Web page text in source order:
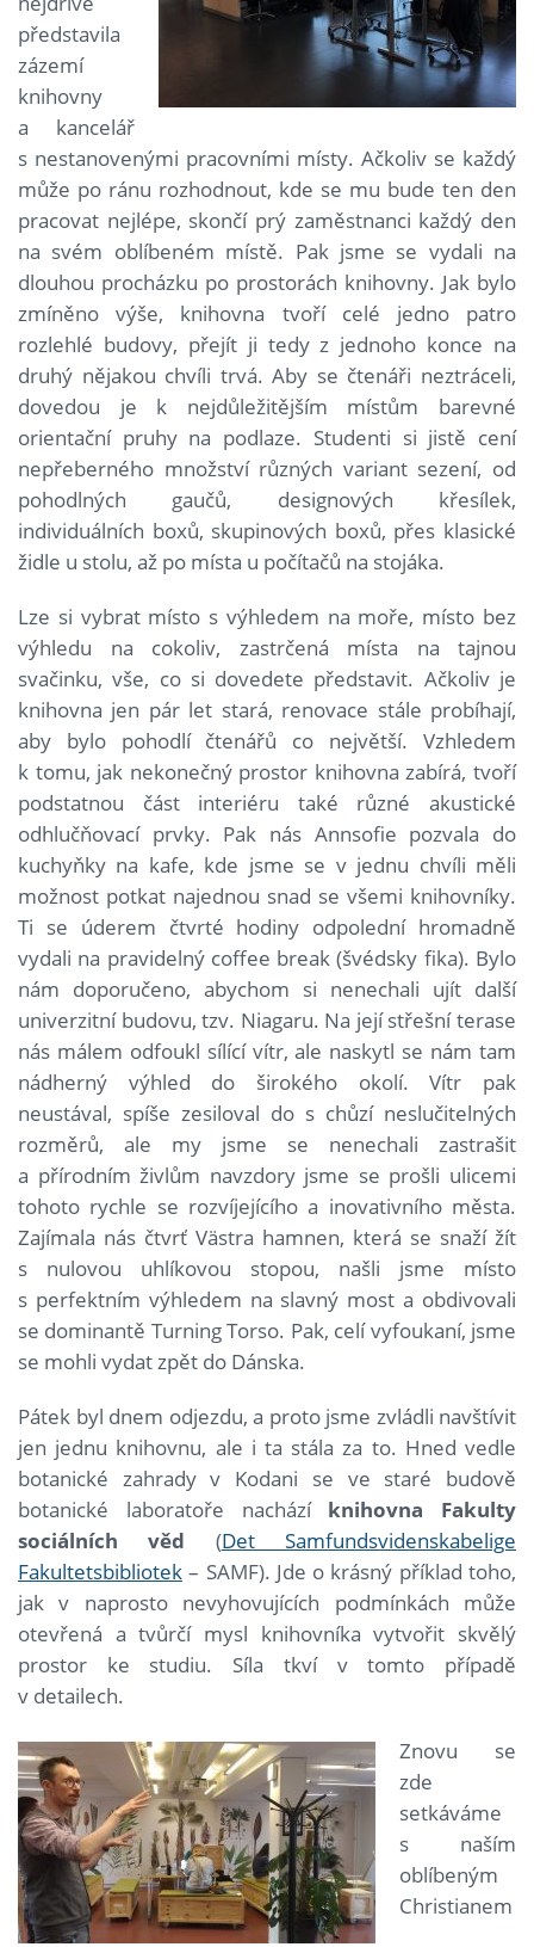
představila
zázemí
knihovny
a kancelář
s nestanovenými pracovními místy. Ačkoliv se každý
může po ránu rozhodnout, kde se mu bude ten den
pracovat nejlépe, skončí prý zaměstnanci každý den
na svém oblíbeném místě. Pak jsme se vydali na
dlouhou procházku po prostorách knihovny. Jak bylo
zmíněno výše, knihovna tvoří celé jedno patro
rozlehlé budovy, přejít ji tedy z jednoho konce na
druhý nějakou chvíli trvá. Aby se čtenáři neztráceli,
dovedou je k nejdůležitějším místům barevné
orientační pruhy na podlaze. Studenti si jistě cení
nepřeberného množství různých variant sezení, od
pohodlných gaučů, designových křesílek,
individuálních boxů, skupinových boxů, přes klasické
židle u stolu, až po místa u počítačů na stojáka.
Lze si vybrat místo s výhledem na moře, místo bez
výhledu na cokoliv, zastrčená místa na tajnou
svačinku, vše, co si dovedete představit. Ačkoliv je
knihovna jen pár let stará, renovace stále probíhají,
aby bylo pohodlí čtenářů co největší. Vzhledem
k tomu, jak nekonečný prostor knihovna zabírá, tvoří
podstatnou část interiéru také různé akustické
odhlučňovací prvky. Pak nás Annsofie pozvala do
kuchyňky na kafe, kde jsme se v jednu chvíli měli
možnost potkat najednou snad se všemi knihovníky.
Ti se úderem čtvrté hodiny odpolední hromadně
vydali na pravidelný coffee break (švédsky fika). Bylo
nám doporučeno, abychom si nenechali ujít další
univerzitní budovu, tzv. Niagaru. Na její střešní terase
nás málem odfoukl sílící vítr, ale naskytl se nám tam
nádherný výhled do širokého okolí. Vítr pak
neustával, spíše zesiloval do s chůzí neslučitelných
rozměrů, ale my jsme se nenechali zastrašit
a přírodním živlům navzdory jsme se prošli ulicemi
tohoto rychle se rozvíjejícího a inovativního města.
Zajímala nás čtvrť Västra hamnen, která se snaží žít
s nulovou uhlíkovou stopou, našli jsme místo
s perfektním výhledem na slavný most a obdivovali
se dominantě Turning Torso. Pak, celí vyfoukaní, jsme
se mohli vydat zpět do Dánska.
Pátek byl dnem odjezdu, a proto jsme zvládli navštívit
jen jednu knihovnu, ale i ta stála za to. Hned vedle
botanické zahrady v Kodani se ve staré budově
botanické laboratoře nachází knihovna Fakulty
sociálních věd (Det Samfundsvidenskabelige
Fakultetsbibliotek – SAMF). Jde o krásný příklad toho,
jak v naprosto nevyhovujících podmínkách může
otevřená a tvůrčí mysl knihovníka vytvořit skvělý
prostor ke studiu. Síla tkví v tomto případě
v detailech.
Znovu se
zde
setkáváme
s naším
oblíbeným
Christianem